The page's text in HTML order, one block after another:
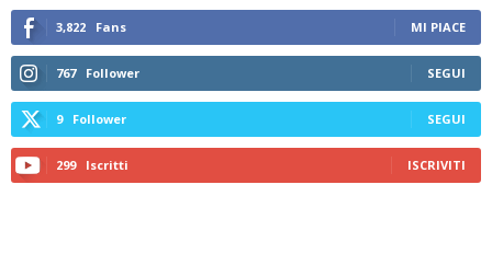
3,822 Fans MI PIACE
767 Follower SEGUI
9 Follower SEGUI
299 Iscritti ISCRIVITI